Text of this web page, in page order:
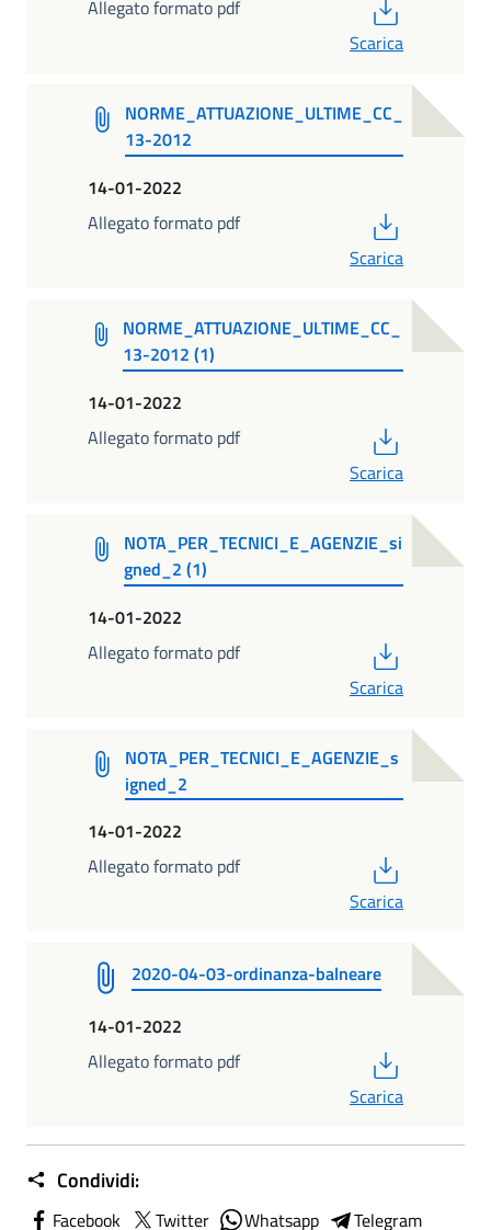
Allegato formato pdf
Scarica
NORME_ATTUAZIONE_ULTIME_CC_
13-2012
14-01-2022
Allegato formato pdf
Scarica
NORME_ATTUAZIONE_ULTIME_CC_
13-2012 (1)
14-01-2022
Allegato formato pdf
Scarica
NOTA_PER_TECNICI_E_AGENZIE_si
gned_2 (1)
14-01-2022
Allegato formato pdf
Scarica
NOTA_PER_TECNICI_E_AGENZIE_s
igned_2
14-01-2022
Allegato formato pdf
Scarica
2020-04-03-ordinanza-balneare
14-01-2022
Allegato formato pdf
Scarica
Condividi:
Facebook Twitter Whatsapp Telegram